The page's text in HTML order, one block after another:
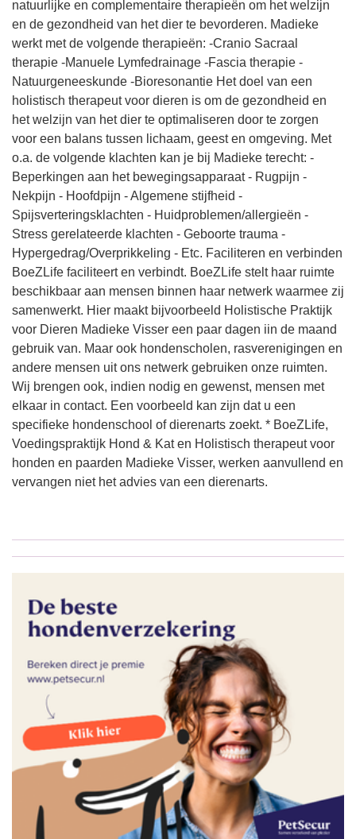
natuurlijke en complementaire therapieën om het welzijn
en de gezondheid van het dier te bevorderen. Madieke
werkt met de volgende therapieën: -Cranio Sacraal
therapie -Manuele Lymfedrainage -Fascia therapie -
Natuurgeneeskunde -Bioresonantie Het doel van een
holistisch therapeut voor dieren is om de gezondheid en
het welzijn van het dier te optimaliseren door te zorgen
voor een balans tussen lichaam, geest en omgeving. Met
o.a. de volgende klachten kan je bij Madieke terecht: -
Beperkingen aan het bewegingsapparaat - ⁠Rugpijn -
⁠Nekpijn - ⁠Hoofdpijn - ⁠Algemene stijfheid -
⁠Spijsverteringsklachten - ⁠Huidproblemen/allergieën - ⁠
Stress gerelateerde klachten - ⁠Geboorte trauma -
⁠Hypergedrag/Overprikkeling - ⁠Etc. Faciliteren en verbinden
BoeZLife faciliteert en verbindt. BoeZLife stelt haar ruimte
beschikbaar aan mensen binnen haar netwerk waarmee zij
samenwerkt. Hier maakt bijvoorbeeld Holistische Praktijk
voor Dieren Madieke Visser een paar dagen iin de maand
gebruik van. Maar ook hondenscholen, rasverenigingen en
andere mensen uit ons netwerk gebruiken onze ruimten.
Wij brengen ook, indien nodig en gewenst, mensen met
elkaar in contact. Een voorbeeld kan zijn dat u een
specifieke hondenschool of dierenarts zoekt. * BoeZLife,
Voedingspraktijk Hond & Kat en Holistisch therapeut voor
honden en paarden Madieke Visser, werken aanvullend en
vervangen niet het advies van een dierenarts.